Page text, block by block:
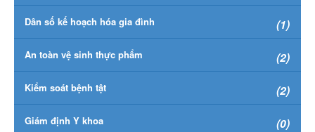
Dân số kế hoạch hóa gia đình (1)
An toàn vệ sinh thực phẩm (2)
Kiểm soát bệnh tật (2)
Giám định Y khoa (0)